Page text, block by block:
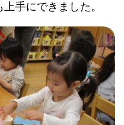
手にできました。